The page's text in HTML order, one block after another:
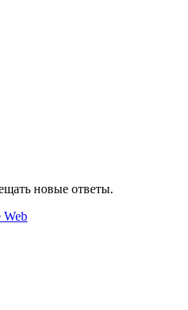
новые ответы.
Web